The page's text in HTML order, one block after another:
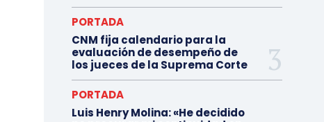
PORTADA
CNM fija calendario para la
evaluación de desempeño de
los jueces de la Suprema Corte
PORTADA
Luis Henry Molina: «He decidido